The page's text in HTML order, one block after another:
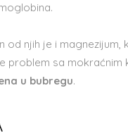
njih je i magnezijum,
problem sa mokraćnim
u bubregu.